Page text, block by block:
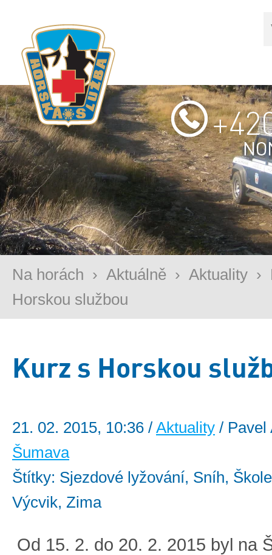
Na horách › Aktuálně › Aktuality ›
Horskou službou
Kurz s Horskou
21. 02. 2015, 10:36 / Aktuality / Pavel
Šumava
Štítky: Sjezdové lyžování, Sníh,
Výcvik, Zima
Od 15. 2. do 20. 2. 2015 byl na